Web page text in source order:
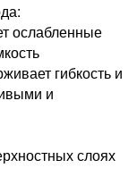
ослабленные
гибкость и
и
слоях